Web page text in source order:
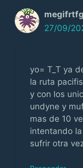
27/09/
yo= T_T ya
la ruta
y con los
undyne y
mas de 10
intentando
sufrir otra